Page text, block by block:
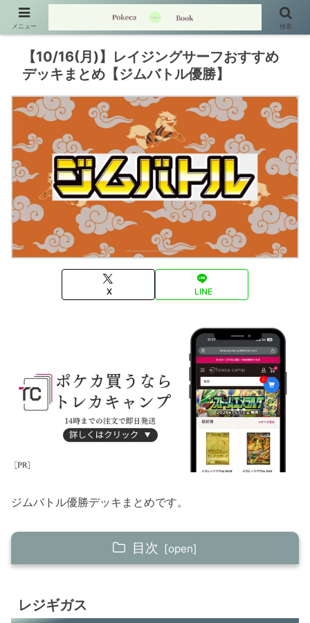
【10/16(月)】レイジングサーフおすすめ
デッキまとめ【ジムバトル優勝】
X LINE
ジムバトル優勝デッキまとめです。
目次
レジギガス
レジギガス
メニュー 検索